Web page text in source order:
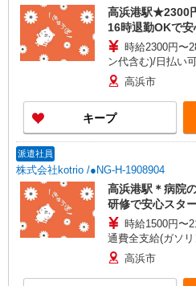
高浜港駅★2300
16時退勤OKで安
時給2300円〜
ン代含む)/日払い
高浜市
キープ
派遣社員
株式会社kotrio /●NG-H-1908904
高浜港駅＊病院
研修で安心スタ
時給1500円〜
通費全支給(ガソリ
高浜市